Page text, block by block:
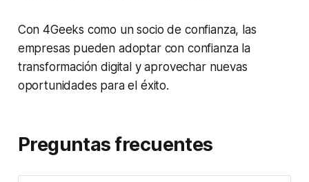
Con 4Geeks como un socio de confianza, las
empresas pueden adoptar con confianza la
transformación digital y aprovechar nuevas
oportunidades para el éxito.
Preguntas frecuentes